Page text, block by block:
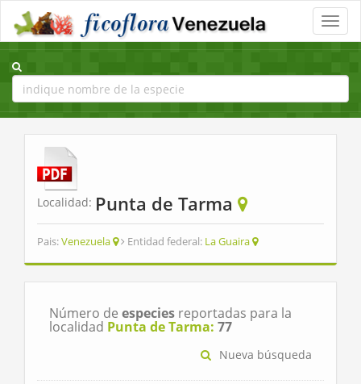
Toggle
Localidad: Punta de Tarma
Pais:Venezuela Entidad federal: La Guaira
Número de especies reportadas para la
localidad Punta de Tarma: 77
Nueva búsqueda